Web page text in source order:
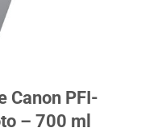
Canon PFI-
– 700 ml